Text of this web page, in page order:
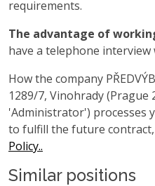
requirements.
The advantage of
have a telephone
How the company
1289/7, Vinohrady (Prague
'Administrator') processes
to fulfill the future contract,
Policy..
Similar positions